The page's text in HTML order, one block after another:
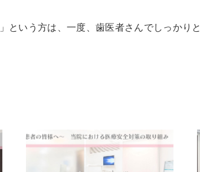
という方は、一度、歯医者さんでしっかり